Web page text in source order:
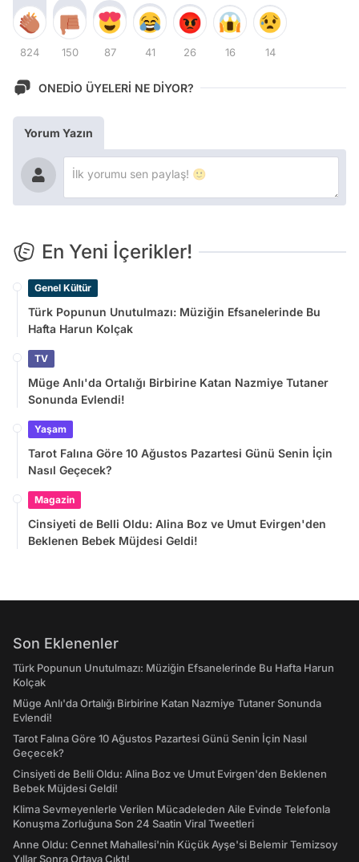
824 150 87 41 26 16 14
ONEDİO ÜYELERİ NE DİYOR?
Yorum Yazın
En Yeni İçerikler!
Genel Kültür
Türk Popunun Unutulmazı: Müziğin Efsanelerinde Bu
Hafta Harun Kolçak
TV
Müge Anlı'da Ortalığı Birbirine Katan Nazmiye Tutaner
Sonunda Evlendi!
Yaşam
Tarot Falına Göre 10 Ağustos Pazartesi Günü Senin İçin
Nasıl Geçecek?
Magazin
Cinsiyeti de Belli Oldu: Alina Boz ve Umut Evirgen'den
Beklenen Bebek Müjdesi Geldi!
Son Eklenenler
Türk Popunun Unutulmazı: Müziğin Efsanelerinde Bu Hafta Harun
Kolçak
Müge Anlı'da Ortalığı Birbirine Katan Nazmiye Tutaner Sonunda
Evlendi!
Tarot Falına Göre 10 Ağustos Pazartesi Günü Senin İçin Nasıl
Geçecek?
Cinsiyeti de Belli Oldu: Alina Boz ve Umut Evirgen'den Beklenen
Bebek Müjdesi Geldi!
Klima Sevmeyenlerle Verilen Mücadeleden Aile Evinde Telefonla
Konuşma Zorluğuna Son 24 Saatin Viral Tweetleri
Anne Oldu: Cennet Mahallesi'nin Küçük Ayşe'si Belemir Temizsoy
Yıllar Sonra Ortaya Çıktı!